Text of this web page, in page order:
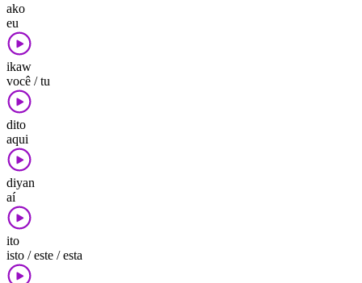
ako
eu
ikaw
você / tu
dito
aqui
diyan
aí
ito
isto / este / esta